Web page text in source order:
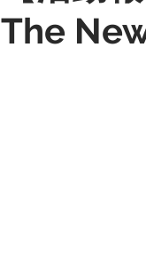
The